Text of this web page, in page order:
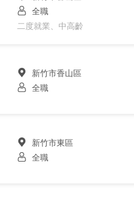
全職
二度就業、中高齡
新竹市香山區
全職
新竹市東區
全職